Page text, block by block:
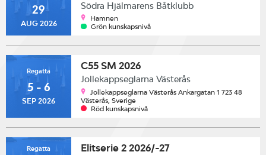
29
AUG 2026
Södra Hjälmarens Båtklubb
Hamnen
Grön kunskapsnivå
Regatta
5 - 6
SEP 2026
C55 SM 2026
Jollekappseglarna Västerås
Jollekappseglarna Västerås Ankargatan 1 723 48
Västerås, Sverige
Röd kunskapsnivå
Regatta Elitserie 2 2026/-27